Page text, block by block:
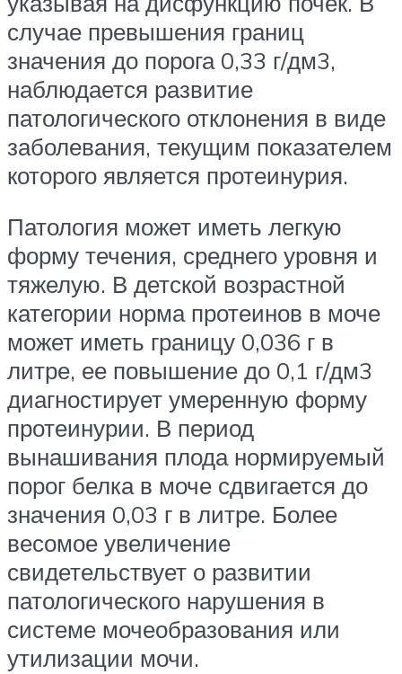
случае превышения границ
значения до порога 0,33 г/дм3,
наблюдается развитие
патологического отклонения в виде
заболевания, текущим показателем
которого является протеинурия.
Патология может иметь легкую
форму течения, среднего уровня и
тяжелую. В детской возрастной
категории норма протеинов в моче
может иметь границу 0,036 г в
литре, ее повышение до 0,1 г/дм3
диагностирует умеренную форму
протеинурии. В период
вынашивания плода нормируемый
порог белка в моче сдвигается до
значения 0,03 г в литре. Более
весомое увеличение
свидетельствует о развитии
патологического нарушения в
системе мочеобразования или
утилизации мочи.